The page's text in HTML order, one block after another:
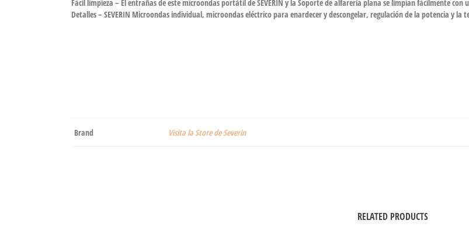
Fácil limpieza – El entrañas de este microondas portátil de SEVERIN y la Soporte de alfarería plana se limpian fácilmente con
Detalles – SEVERIN Microondas individual, microondas eléctrico para enardecer y descongelar, regulación de la potencia y
Brand Visita la Store de Severin
RELATED PRODUCTS